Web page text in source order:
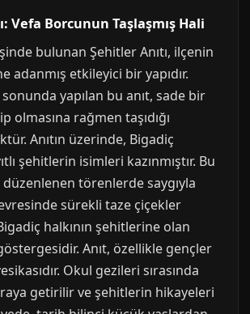
Vefa Borcunun Taşlaşmış Hali
bulunan Şehitler Anıtı, ilçenin
adanmış etkileyici bir yapıdır.
sonunda yapılan bu anıt, sade bir
olmasına rağmen taşıdığı
Anıtın üzerinde, Bigadiç
şehitlerin isimleri kazınmıştır. Bu
düzenlenen törenlerde saygıyla
sürekli taze çiçekler
halkının şehitlerine olan
Anıt, özellikle gençler
Okul gezileri sırasında
getirilir ve şehitlerin hikayeleri